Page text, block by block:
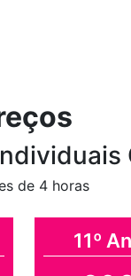
de 4 horas
11º